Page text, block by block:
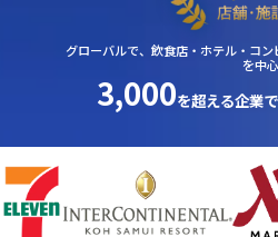
グローバルで、飲食店・ホテル・コ
を中
3,000を超える企業で